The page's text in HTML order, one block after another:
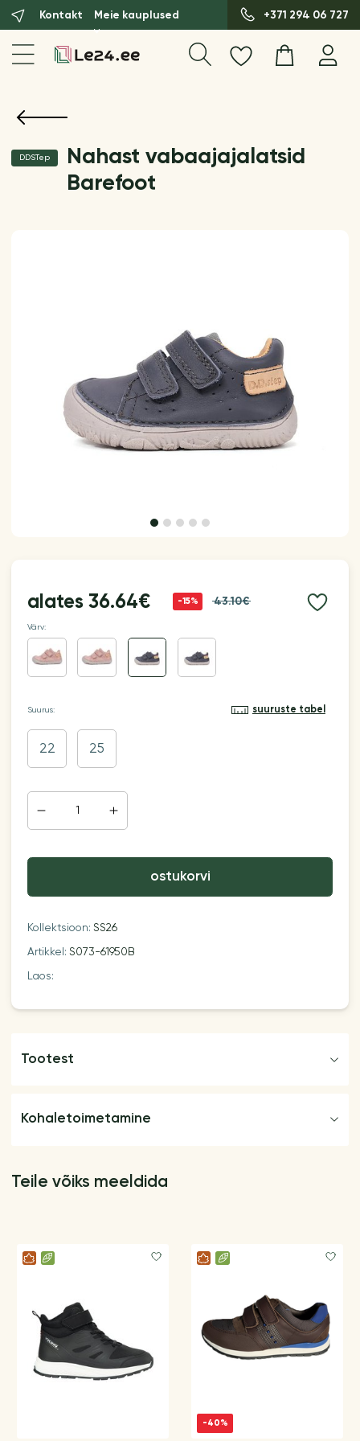
Kontakt Meie kauplused +371 294 06 727
DDSTep
Nahast vabaajajalatsid
Barefoot
alates36.64€ -15% 43.10€
Värv:
Suurus: suuruste tabel
22 25
ostukorvi
Kollektsioon:SS26
Artikkel:S073-61950B
Laos:
Tootest
Kohaletoimetamine
Teile võiks meeldida
-40%